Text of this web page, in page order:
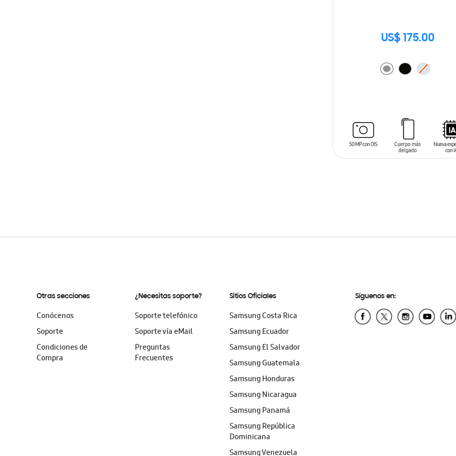
US$ 175.00
Otras secciones
Conócenos
Soporte
Condiciones de
Compra
¿Necesitas soporte?
Soporte telefónico
Soporte vía eMail
Preguntas
Frecuentes
Sitios Oficiales
Samsung Costa Rica
Samsung Ecuador
Samsung El Salvador
Samsung Guatemala
Samsung Honduras
Samsung Nicaragua
Samsung Panamá
Samsung República
Dominicana
Samsung Venezuela
Síguenos en: